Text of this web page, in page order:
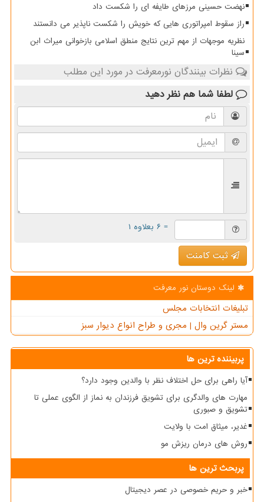
نهضت حسینی مرزهای طایفه ای را شکست داد
راز سقوط امپراتوری هایی که خویش را شکست ناپذیر می دانستند
نظریه موجهات از مهم ترین نتایج منطق اسلامی بازخوانی میراث ابن
سینا
نظرات بینندگان نورمعرفت در مورد این مطلب
لطفا شما هم نظر دهید
= ۶ بعلاوه ۱
ثبت کامنت
لینک دوستان نور معرفت
تبلیغات انتخابات مجلس
مستر گرین وال | مجری و طراح انواع دیوار سبز
پربیننده ترین ها
آیا راهی برای حل اختلاف نظر با والدین وجود دارد؟
مهارت های والدگری برای تشویق فرزندان به نماز از الگوی عملی تا
تشویق و صبوری
غدیر، میثاق امت با ولایت
روش های درمان ریزش مو
پربحث ترین ها
خبر و حریم خصوصی در عصر دیجیتال